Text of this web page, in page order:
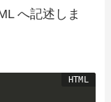
へ記述しま